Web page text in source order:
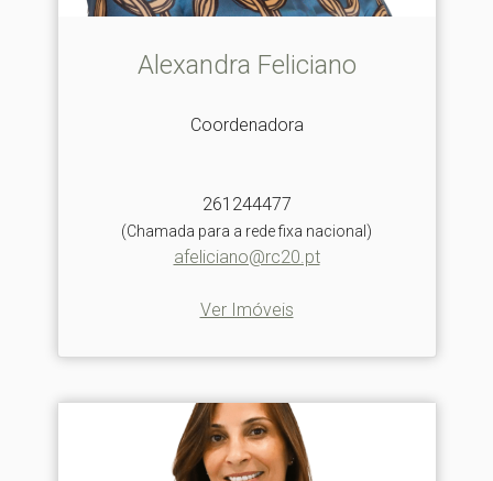
Alexandra Feliciano
Coordenadora
261244477
(Chamada para a rede fixa nacional)
afeliciano@rc20.pt
Ver Imóveis